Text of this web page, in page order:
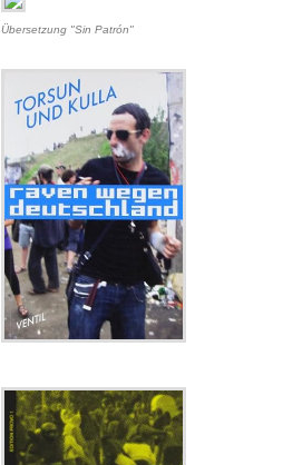
Übersetzung "Sin Patrón"